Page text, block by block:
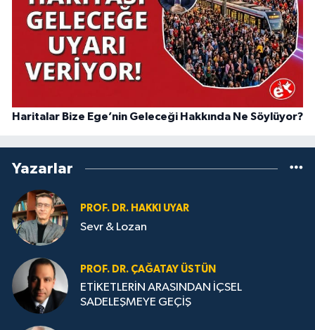
Haritalar Bize Ege’nin Geleceği Hakkında Ne Söylüyor?
Yazarlar
PROF. DR. HAKKI UYAR
Sevr & Lozan
PROF. DR. ÇAĞATAY ÜSTÜN
ETİKETLERİN ARASINDAN İÇSEL
SADELEŞMEYE GEÇİŞ